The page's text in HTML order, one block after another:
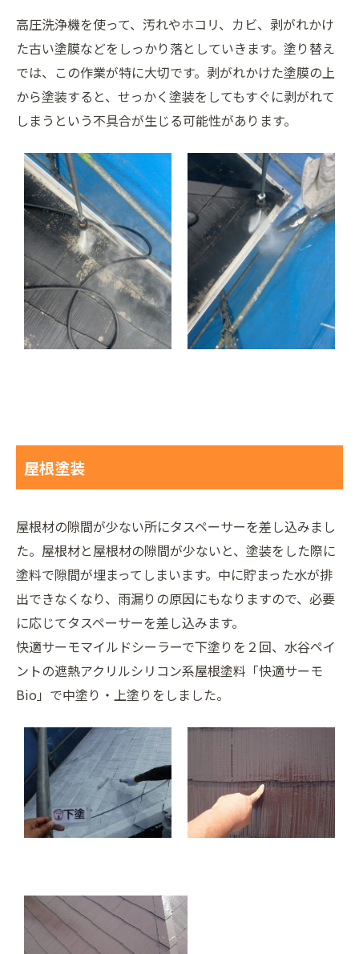
高圧洗浄機を使って、汚れやホコリ、カビ、剥がれかけ
た古い塗膜などをしっかり落としていきます。塗り替え
では、この作業が特に大切です。剥がれかけた塗膜の上
から塗装すると、せっかく塗装をしてもすぐに剥がれて
しまうという不具合が生じる可能性があります。
屋根塗装
屋根材の隙間が少ない所にタスペーサーを差し込みまし
た。屋根材と屋根材の隙間が少ないと、塗装をした際に
塗料で隙間が埋まってしまいます。中に貯まった水が排
出できなくなり、雨漏りの原因にもなりますので、必要
に応じてタスペーサーを差し込みます。
快適サーモマイルドシーラーで下塗りを２回、水谷ペイ
ントの遮熱アクリルシリコン系屋根塗料「快適サーモ
Bio」で中塗り・上塗りをしました。